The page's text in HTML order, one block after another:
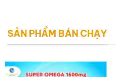
SẢN PHẨM BÁN CHẠY